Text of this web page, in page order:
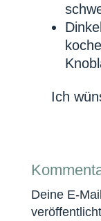
Ich
Deine E-